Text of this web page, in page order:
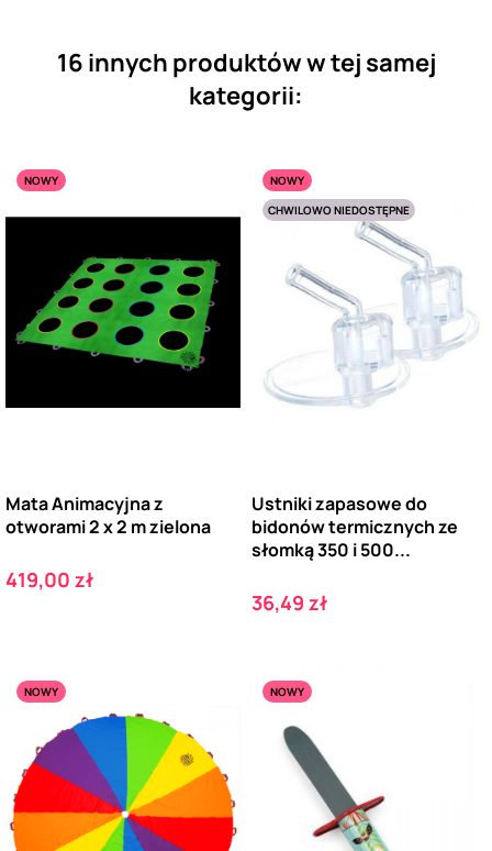
16 innych produktów w tej samej
kategorii:
NOWY
Mata Animacyjna z
otworami 2 x 2 m zielona
Cena
419,00 zł
NOWY
CHWILOWO NIEDOSTĘPNE
Ustniki zapasowe do
bidonów termicznych ze
słomką 350 i 500...
Cena
36,49 zł
NOWY NOWY